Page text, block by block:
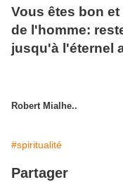
Vous êtes bon
de l'homme:
jusqu'à l'éternel
Robert Mialhe..
#spiritualité
Partager